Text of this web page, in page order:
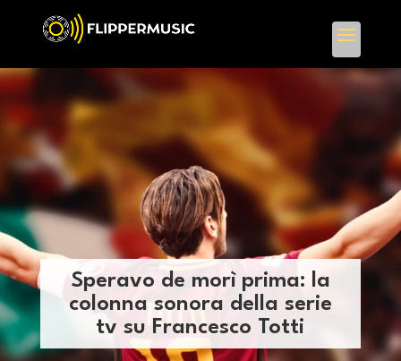
Speravo de morì prima: la
colonna sonora della serie
tv su Francesco Totti